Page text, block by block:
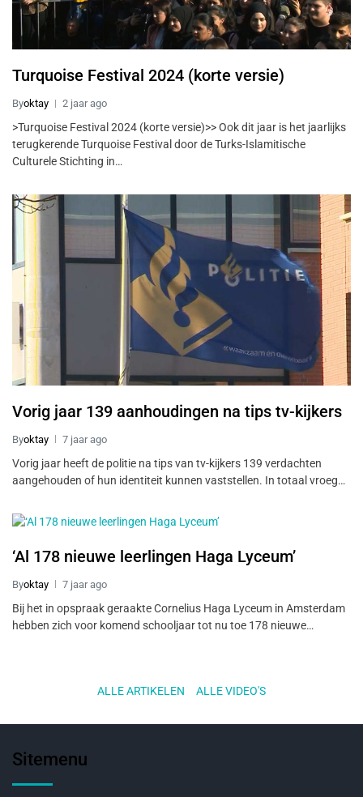
Turquoise Festival 2024 (korte versie)
Byoktay 2 jaar ago
>Turquoise Festival 2024 (korte versie)>> Ook dit jaar is het jaarlijks
terugkerende Turquoise Festival door de Turks-Islamitische
Culturele Stichting in…
Vorig jaar 139 aanhoudingen na tips tv-kijkers
Byoktay 7 jaar ago
Vorig jaar heeft de politie na tips van tv-kijkers 139 verdachten
aangehouden of hun identiteit kunnen vaststellen. In totaal vroeg…
‘Al 178 nieuwe leerlingen Haga Lyceum’
Byoktay 7 jaar ago
Bij het in opspraak geraakte Cornelius Haga Lyceum in Amsterdam
hebben zich voor komend schooljaar tot nu toe 178 nieuwe…
ALLE ARTIKELEN ALLE VIDEO'S
Sitemenu